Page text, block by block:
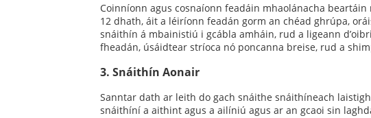
Coinníonn agus cosnaíonn feadáin mhaolánacha
12 dhath, áit a léiríonn feadán gorm an chéad ghrúpa,
snáithín á mbainistiú i gcábla amháin, rud a ligeann
fheadán, úsáidtear stríoca nó poncanna breise, rud a
3. Snáithín Aonair
Sanntar dath ar leith do gach snáithe snáithíneach
snáithíní a aithint agus a ailíniú agus ar an gcaoi sin